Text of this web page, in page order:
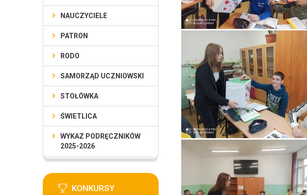
NAUCZYCIELE
PATRON
RODO
SAMORZĄD UCZNIOWSKI
STOŁÓWKA
ŚWIETLICA
WYKAZ PODRĘCZNIKÓW
2025-2026
KONKURSY